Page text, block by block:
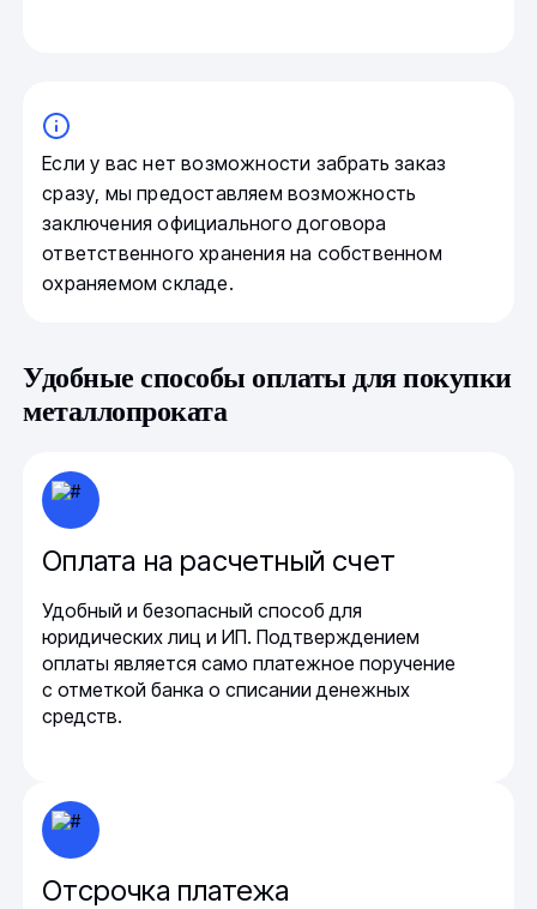
Если у вас нет возможности забрать заказ
сразу, мы предоставляем возможность
заключения официального договора
ответственного хранения на собственном
охраняемом складе.
Удобные способы оплаты для покупки
металлопроката
Оплата на расчетный счет
Удобный и безопасный способ для
юридических лиц и ИП. Подтверждением
оплаты является само платежное поручение
с отметкой банка о списании денежных
средств.
Отсрочка платежа